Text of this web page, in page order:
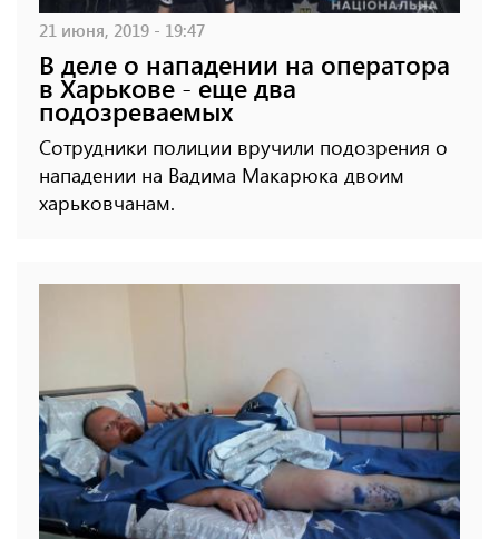
21 июня, 2019 - 19:47
В деле о нападении на оператора
в Харькове - еще два
подозреваемых
Сотрудники полиции вручили подозрения о
нападении на Вадима Макарюка двоим
харьковчанам.